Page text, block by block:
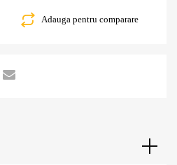
Adauga pentru comparare